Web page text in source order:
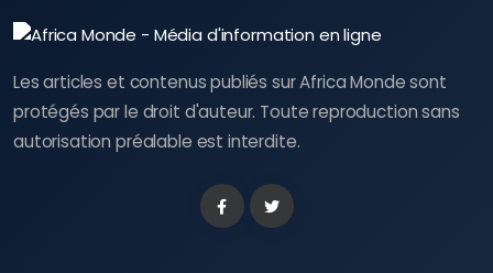
Les articles et contenus publiés sur Africa Monde sont
protégés par le droit d'auteur. Toute reproduction sans
autorisation préalable est interdite.
FacebookTwitter